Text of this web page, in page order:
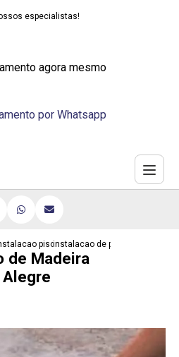
especialistas!
agora mesmo
por Whatsapp
piso vinilico
instalacao de piso de madeira
de Madeira